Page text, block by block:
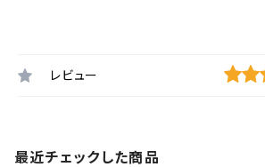
レビュー
最近チェックした商品